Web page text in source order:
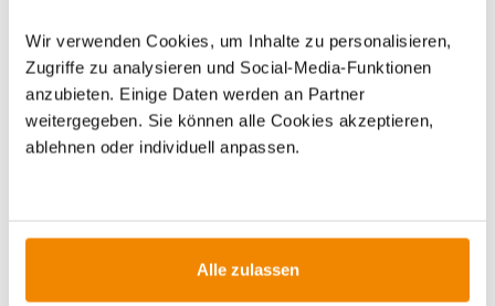
Wir verwenden Cookies, um Inhalte zu personalisieren,
Zugriffe zu analysieren und Social-Media-Funktionen
anzubieten. Einige Daten werden an Partner
weitergegeben. Sie können alle Cookies akzeptieren,
ablehnen oder individuell anpassen.
Alle zulassen
ZUBEHÖR